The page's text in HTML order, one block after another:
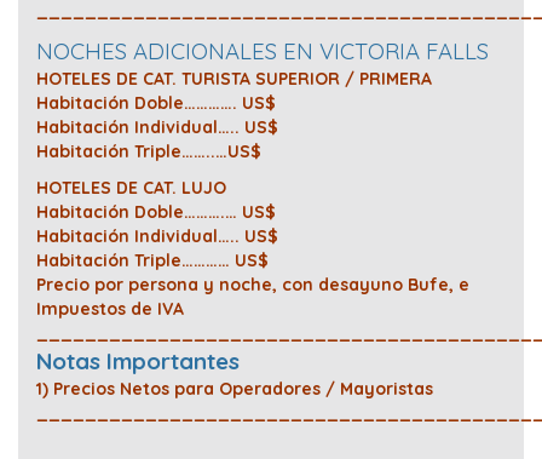
NOCHES ADICIONALES EN VICTORIA FALLS
HOTELES DE CAT. TURISTA SUPERIOR / PRIMERA
Habitación Doble…………. US$
Habitación Individual….. US$
Habitación Triple……..…US$
HOTELES DE CAT. LUJO
Habitación Doble……….… US$
Habitación Individual….. US$
Habitación Triple………… US$
Precio por persona y noche, con desayuno Bufe, e
Impuestos de IVA
Notas Importantes
1) Precios Netos para Operadores / Mayoristas